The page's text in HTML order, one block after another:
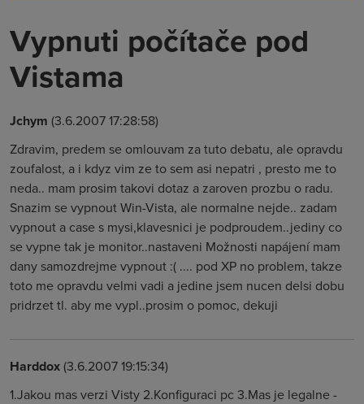
Vypnuti počítače pod
Vistama
Jchym (3.6.2007 17:28:58)
Zdravim, predem se omlouvam za tuto debatu, ale opravdu
zoufalost, a i kdyz vim ze to sem asi nepatri , presto me to
neda.. mam prosim takovi dotaz a zaroven prozbu o radu.
Snazim se vypnout Win-Vista, ale normalne nejde.. zadam
vypnout a case s mysi,klavesnici je podproudem..jediny co
se vypne tak je monitor..nastaveni Možnosti napájení mam
dany samozdrejme vypnout :( .... pod XP no problem, takze
toto me opravdu velmi vadi a jedine jsem nucen delsi dobu
pridrzet tl. aby me vypl..prosim o pomoc, dekuji
Harddox(3.6.2007 19:15:34)
1.Jakou mas verzi Visty 2.Konfiguraci pc 3.Mas je legalne -